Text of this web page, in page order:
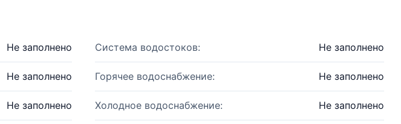
Не заполнено Система водостоков: Не заполнено
Не заполнено Горячее водоснабжение: Не заполнено
Не заполнено Холодное водоснабжение: Не заполнено